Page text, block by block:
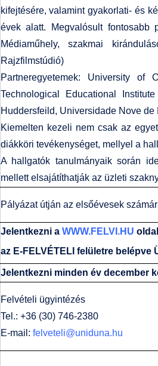
kifejtésére, valamint gyakorlati- és
évek alatt. Megvalósult fontosabb
Médiaműhely, szakmai
Rajzfilmstúdió)
Partneregyetemek: University of
Technological Educational
Huddersfeild, Universidade Nove
Kiemelten kezeli nem csak az
diákköri tevékenységet, mellyel a
A hallgatók tanulmányaik során
mellett elsajátíthatják az üzleti
Pályázat útján az elsőévesek
Jelentkezni a WWW.FELVI.HU
az E-FELVÉTELI felületre
Jelentkezni minden év december
Felvételi ügyintézés
Tel.: +36 (30) 746-2380
E-mail: felveteli@uniduna.hu